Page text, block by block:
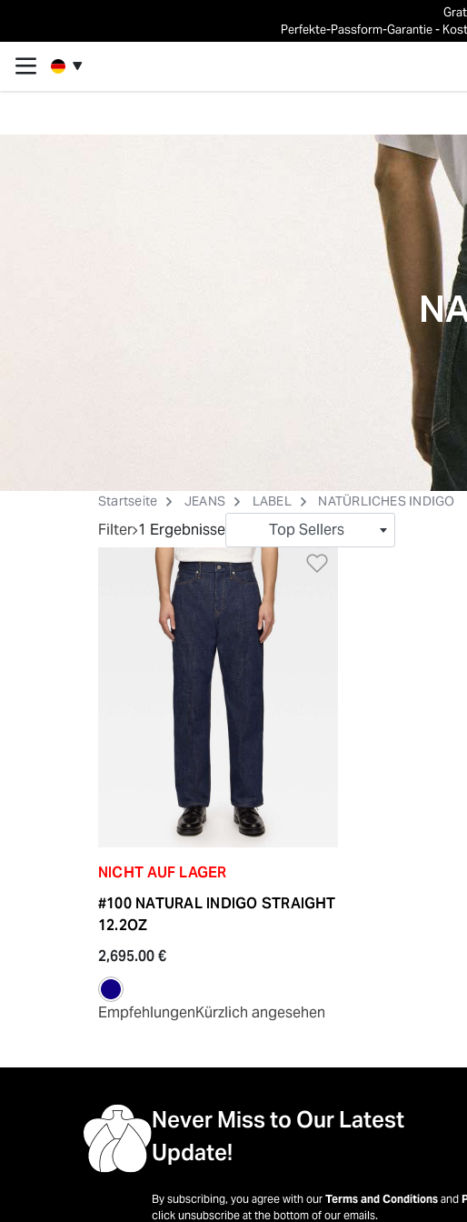
Perfekte-Passform-Garantie -
Startseite JEANS LABEL NATÜRLICHES INDIGO
Filter 1 Ergebnisse Top Sellers
Zur
NICHT AUF LAGER
#100 NATURAL INDIGO STRAIGHT
12.2OZ
2,695.00 €
EmpfehlungenKürzlich angesehen
Never Miss to Our Latest
Update!
By subscribing, you agree with our Terms and Conditions and
click unsubscribe at the bottom of our emails.